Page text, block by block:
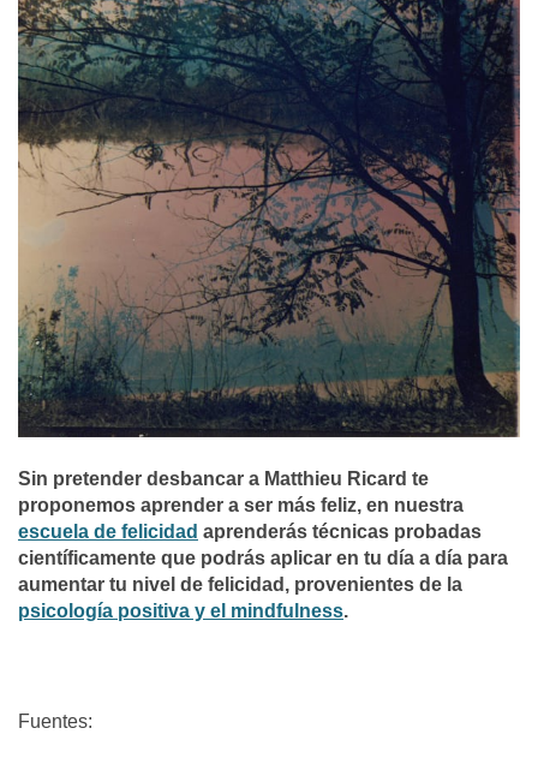
Sin pretender desbancar a Matthieu Ricard te
proponemos aprender a ser más feliz, en nuestra
escuela de felicidad aprenderás técnicas probadas
científicamente que podrás aplicar en tu día a día para
aumentar tu nivel de felicidad, provenientes de la
psicología positiva y el mindfulness.
Fuentes: